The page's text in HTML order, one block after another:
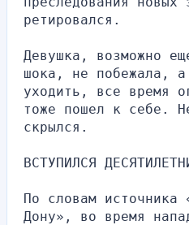
ретировался.
Девушка, возможно
шока, не побежала, а
уходить, все время
тоже пошел к себе.
скрылся.
ВСТУПИЛСЯ
По словам источника
Дону», во время